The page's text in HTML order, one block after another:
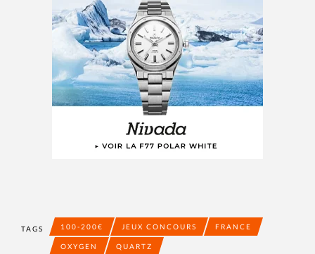
TAGS 100-200€ JEUX CONCOURS FRANCE
OXYGEN QUARTZ